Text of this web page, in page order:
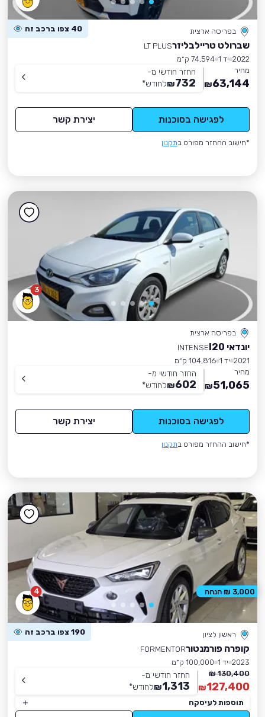
בפריסה ארצית 40 צפו ברכב זה
שברולט טריילבליזרLT PLUS
2022 יד 1
74,594 ק״מ
מחיר
63,144
₪
החזר חודשי מ-
732
₪לחודש*
לפגישה בסוכנות יצירת קשר
*חישוב ההחזר מפורט בתקנון
3
בפריסה ארצית
יונדאי I20
INTENSE
2021 יד 1
104,816 ק״מ
מחיר
51,065
₪
החזר חודשי מ-
602
₪לחודש*
לפגישה בסוכנות יצירת קשר
*חישוב ההחזר מפורט בתקנון
4
ראשון לציון 190 צפו ברכב זה
קופרה פורמנטורFORMENTOR
2023 יד 1
100,000 ק״מ
130,400 ₪
127,400
₪
החזר חודשי מ-
1,313
₪לחודש*
תוספות לעיסקה
3,000 ₪ הנחה